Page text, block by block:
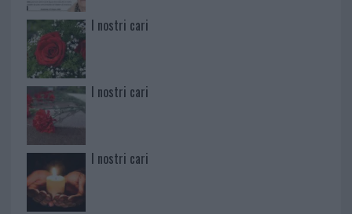
I nostri cari
I nostri cari
I nostri cari